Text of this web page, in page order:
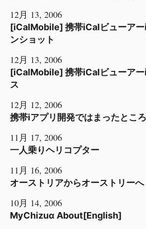
12月 13, 2006
[iCalMobile] 携帯iCalビューアー
ンショット
12月 13, 2006
[iCalMobile] 携帯iCalビューア
ス
12月 12, 2006
携帯iアプリ開発ではまったところ
11月 17, 2006
一人乗りヘリコプター
11月 16, 2006
オーストリアからオーストリーへ
10月 14, 2006
MyChizuα About[English]